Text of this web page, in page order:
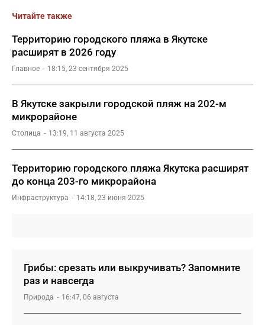
Читайте также
Территорию городского пляжа в Якутске
расширят в 2026 году
Главное 18:15, 23 сентября 2025
В Якутске закрыли городской пляж на 202-м
микрорайоне
Столица 13:19, 11 августа 2025
Территорию городского пляжа Якутска расширят
до конца 203-го микрорайона
Инфраструктура 14:18, 23 июня 2025
Грибы: срезать или выкручивать? Запомните
раз и навсегда
Природа 16:47, 06 августа